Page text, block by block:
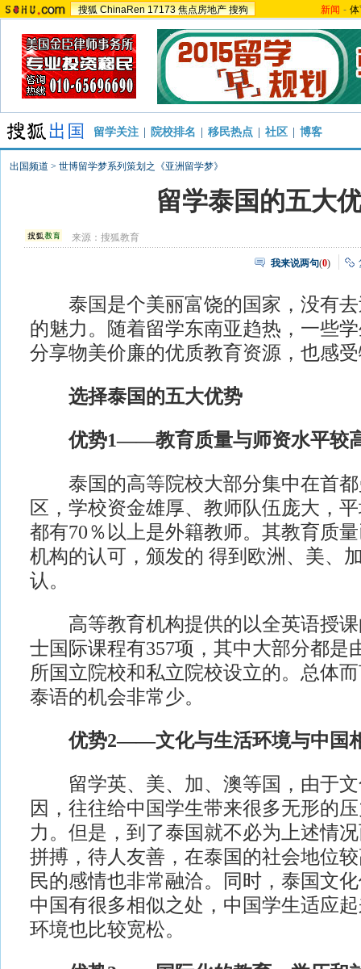
搜狐 ChinaRen 17173 焦点房地产 搜狗 新闻 -
留学关注 院校排名 移民热点 社区 博客
出国频道 > 世博留学梦系列策划之《亚洲留学梦》
留学泰国的五大
来源：搜狐教育
我来说两句(0)
泰国是个美丽富饶的国家，没有去
的魅力。随着留学东南亚趋热，一些
分享物美价廉的优质教育资源，也感
选择泰国的五大优势
优势1——教育质量与师资水平较
泰国的高等院校大部分集中在首都
区，学校资金雄厚、教师队伍庞大，
都有70％以上是外籍教师。其教育质
机构的认可，颁发的 得到欧洲、美、
认。
高等教育机构提供的以全英语授课
士国际课程有357项，其中大部分都是
所国立院校和私立院校设立的。总体
泰语的机会非常少。
优势2——文化与生活环境与中国
留学英、美、加、澳等国，由于文
因，往往给中国学生带来很多无形的
力。但是，到了泰国就不必为上述情
拼搏，待人友善，在泰国的社会地位
民的感情也非常融洽。同时，泰国文
中国有很多相似之处，中国学生适应
环境也比较宽松。